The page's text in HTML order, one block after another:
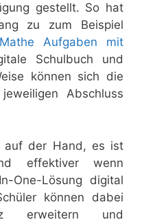
gestellt. So hat
zu zum Beispiel
Mathe Aufgaben mit
Schulbuch und
können sich die
Abschluss
auf der Hand, es ist
effektiver wenn
One-Lösung digital
können dabei
erweitern und